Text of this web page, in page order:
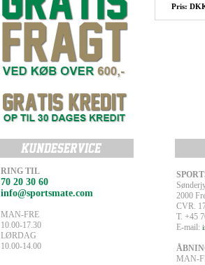
Pris:
RING TIL
70 20 30 60
info@sportsmate.com
MAN-FRE
10.00-17.30
LØRDAG
10.00-14.00
2000
CVR.
T. +45
E-mail:
MAN-